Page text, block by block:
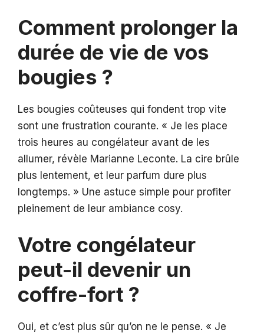
Comment prolonger la
durée de vie de vos
bougies ?
Les bougies coûteuses qui fondent trop vite
sont une frustration courante. « Je les place
trois heures au congélateur avant de les
allumer, révèle Marianne Leconte. La cire brûle
plus lentement, et leur parfum dure plus
longtemps. » Une astuce simple pour profiter
pleinement de leur ambiance cosy.
Votre congélateur
peut-il devenir un
coffre-fort ?
Oui, et c’est plus sûr qu’on ne le pense. « Je